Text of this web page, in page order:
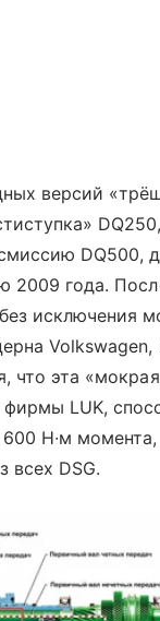
версий
DQ500,
2009 года.
исключения
Volkswagen,
что эта
LUK,
600 Н∙м
всех DSG.